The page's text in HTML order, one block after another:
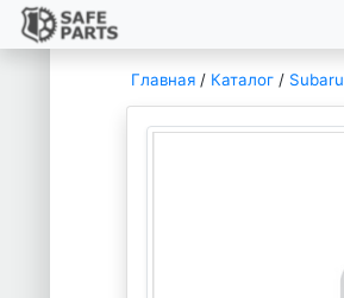
Главная / Каталог / Subaru